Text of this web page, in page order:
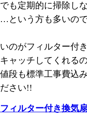
も定期的に掃除し
という方も多いの
のがフィルター付
ャッチしてくれる
段も標準工事費込
さい!!
フィルター付き換気